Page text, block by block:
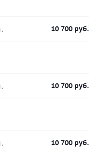
10 700руб.
10 700руб.
10 700руб.